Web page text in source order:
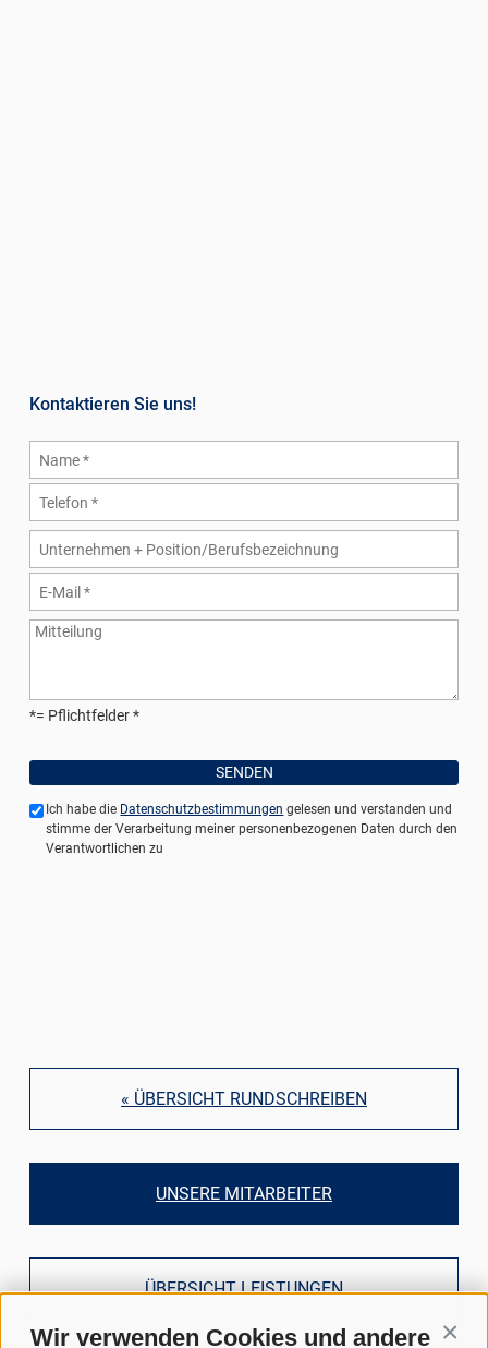
Wir verwenden Cookies und andere
Kontaktieren Sie uns!
*= Pflichtfelder
Ich habe die Datenschutzbestimmungen gelesen und verstanden und
stimme der Verarbeitung meiner personenbezogenen Daten durch den
Verantwortlichen zu
« ÜBERSICHT RUNDSCHREIBEN
UNSERE MITARBEITER
ÜBERSICHT LEISTUNGEN